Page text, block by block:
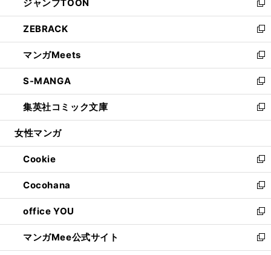
く
で
開
く
ド
ウ
で
開
く
ィ
ン
ド
ウ
で
開
く
い
ウ
ィ
ン
ド
ウ
で
開
く
ジャンプTOON
新
し
い
ウ
ィ
ン
ド
ウ
で
開
ZEBRACK
新
し
い
ウ
ィ
ン
ド
ウ
開
く
マンガMeets
新
し
い
ウ
ィ
ン
ウ
で
開
く
S-MANGA
新
し
い
ウ
ン
ド
ウ
で
開
く
集英社コミック文庫
新
し
ウ
ィ
ン
ド
ウ
で
開
く
女性マンガ
Cookie
新
し
い
ウ
ィ
ン
ド
ウ
Cocohana
新
し
い
ウ
ィ
ン
office YOU
新
し
い
ウ
マンガMee公式サイト
新
し